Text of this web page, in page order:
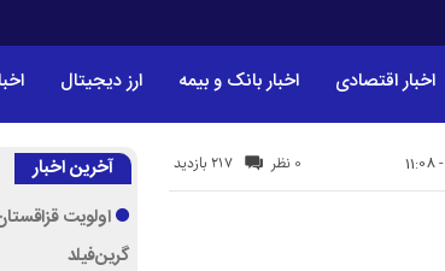
اخبار اقتصادی اخبار بانک و بیمه ارز دیجیتال
217 بازدید 0 نظر آخرین اخبار
اولویت
گرین‌فیلد